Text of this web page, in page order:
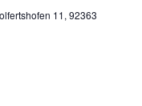
11, 92363